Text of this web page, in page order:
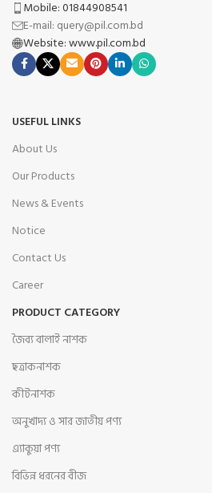
Mobile: 01844908541
E-mail: query@pil.com.bd
Website: www.pil.com.bd
USEFUL LINKS
About Us
Our Products
News & Events
Notice
Contact Us
Career
PRODUCT CATEGORY
জৈব্য বালাই নাশক
ছত্রাকনাশক
কীটনাশক
অনুখাদ্য ও সার জাতীয় পণ্য
এ্যাকুয়া পণ্য
বিভিন্ন ধরনের বীজ